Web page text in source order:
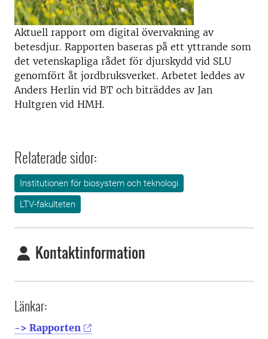
Aktuell rapport om digital övervakning av
betesdjur. Rapporten baseras på ett yttrande som
det vetenskapliga rådet för djurskydd vid SLU
genomfört åt jordbruksverket. Arbetet leddes av
Anders Herlin vid BT och biträddes av Jan
Hultgren vid HMH.
Relaterade sidor:
Institutionen för biosystem och teknologi
LTV-fakulteten
Kontaktinformation
Länkar:
-> Rapporten